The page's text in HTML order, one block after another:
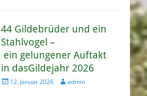
44 Gildebrüder und ein
Stahlvogel –
ein gelungener Auftakt
in dasGildejahr 2026
Veröffentlicht
12. Januar 2026 Autoradmin